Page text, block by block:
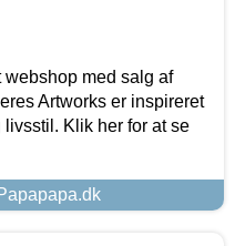
med salg af
Artworks er inspireret
Klik her for at se